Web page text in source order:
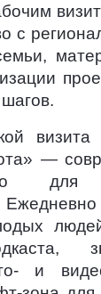
с
—
для
и